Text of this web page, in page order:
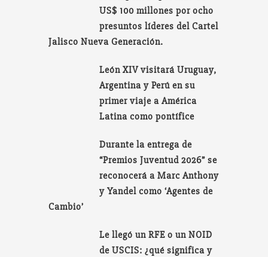
US$ 100 millones por ocho
presuntos líderes del Cartel
Jalisco Nueva Generación.
León XIV visitará Uruguay,
Argentina y Perú en su
primer viaje a América
Latina como pontífice
Durante la entrega de
“Premios Juventud 2026” se
reconocerá a Marc Anthony
y Yandel como ‘Agentes de
Cambio’
Le llegó un RFE o un NOID
de USCIS: ¿qué significa y